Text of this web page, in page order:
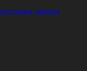
данных